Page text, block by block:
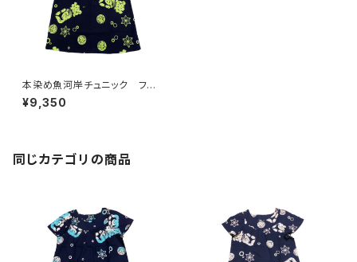
本染め魚河岸チュニック フリ
ーサイズ 浴衣生地 涼麻柄
紺×ライム 日本製 注染そ
¥9,350
同じカテゴリの商品